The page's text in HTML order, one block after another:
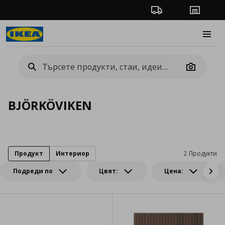
Проследяване на
Camera
BJÖRKÖVIKEN
Подреди по Цвят: Цена:
2 Продукти
Продукт Интериор